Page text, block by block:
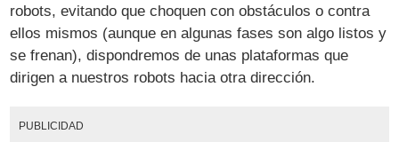
robots, evitando que choquen con obstáculos o contra
ellos mismos (aunque en algunas fases son algo listos y
se frenan), dispondremos de unas plataformas que
dirigen a nuestros robots hacia otra dirección.
PUBLICIDAD